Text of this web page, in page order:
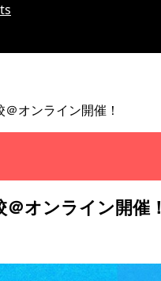
＠オンライン開催！
オンライン開催！